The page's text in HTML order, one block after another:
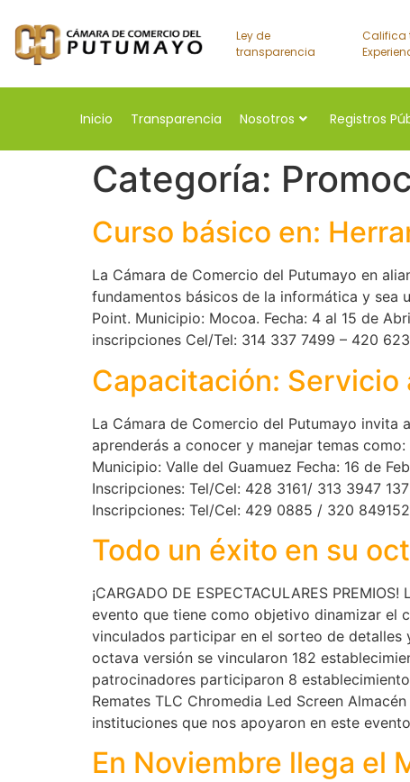
Ley de
transparencia
Califica
Inicio Transparencia Nosotros Registros
Categoría:
Curso básico en:
La Cámara de Comercio del Putumayo en
fundamentos básicos de la informática y sea
Point. Municipio: Mocoa. Fecha: 4 al 15 de
inscripciones Cel/Tel: 314 337 7499 – 420
Capacitación: Servicio
La Cámara de Comercio del Putumayo
aprenderás a conocer y manejar temas
Municipio: Valle del Guamuez Fecha: 16 de
Inscripciones: Tel/Cel: 428 3161/ 313 3947
Inscripciones: Tel/Cel: 429 0885 / 320
Todo un éxito en su
¡CARGADO DE ESPECTACULARES
evento que tiene como objetivo dinamizar el
vinculados participar en el sorteo de detalles
octava versión se vincularon 182
patrocinadores participaron 8
Remates TLC Chromedia Led Screen
instituciones que nos apoyaron en este
En Noviembre llega el